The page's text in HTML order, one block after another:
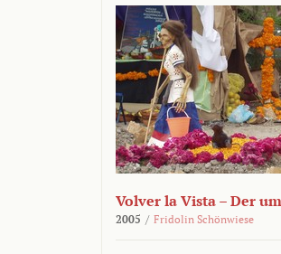
Volver la Vista – Der
2005 / Fridolin Schönwiese